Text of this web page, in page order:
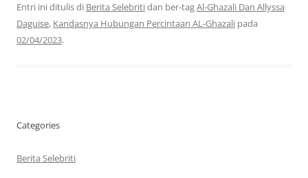
Entri ini ditulis di Berita Selebritidan ber-tagAl-Ghazali Dan Allyssa
Daguise, Kandasnya Hubungan Percintaan AL-Ghazali pada
02/04/2023.
Categories
Berita Selebriti